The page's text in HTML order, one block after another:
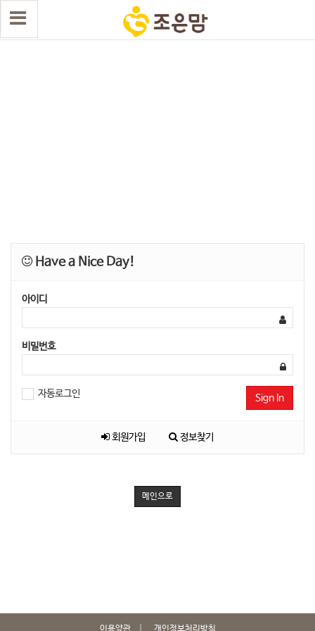
Have a Nice Day!
아이디
비밀번호
자동로그인 Sign In
회원가입 정보찾기
메인으로
이용약관 개인정보처리방침